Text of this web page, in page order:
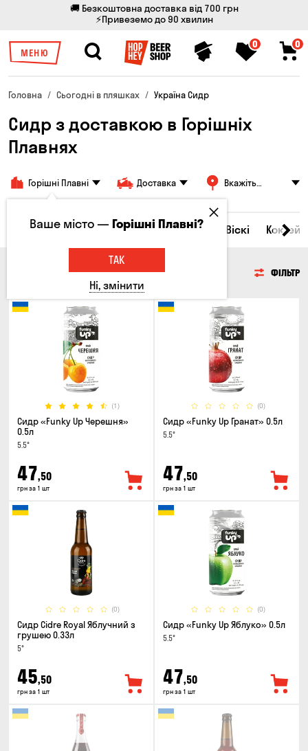
🚚 Безкоштовна доставка від 700 грн
⚡Привеземо до 90 хвилин
МЕНЮ
0 0
Головна Сьогодні в пляшках Україна Сидр
Сидр з доставкою в Горішніх
Плавнях
Горішні Плавні Доставка
Вкажіть
Всі товари Пиво Сидр Вино Віскі
ФІЛЬТР
(1)
Сидр «Funky Up Черешня»
0.5л
5.5°
47,50
грн за 1 шт
(0)
Сидр «Funky Up Гранат» 0.5л
5.5°
47,50
грн за 1 шт
(0)
Сидр Cidre Royal Яблучний з
грушею 0.33л
5°
45,50
грн за 1 шт
(0)
Сидр «Funky Up Яблуко» 0.5л
5.5°
47,50
грн за 1 шт
Ваше місто —Горішні Плавні?
ТАК
Ні, змінити